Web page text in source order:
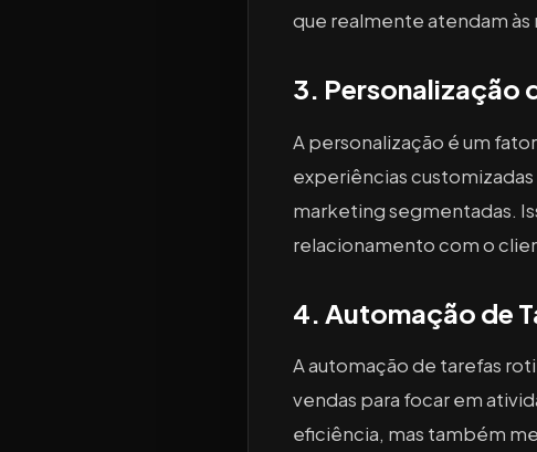
que realmente atendam
3. Personalização
A personalização é um
experiências
marketing segmentadas.
relacionamento com o
4. Automação de
A automação de tarefas
vendas para focar em
eficiência, mas também